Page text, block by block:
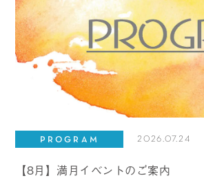
PROGRAM 2026.07.24
【8月】満月イベントのご案内